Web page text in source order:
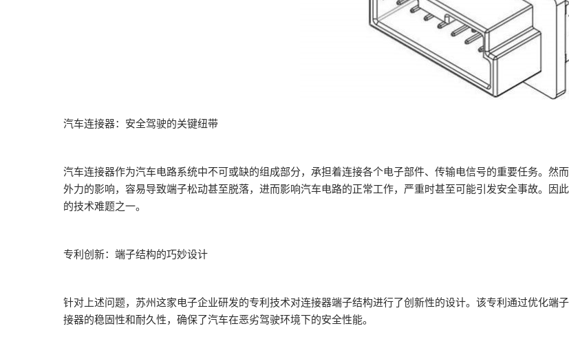
汽车连接器：安全驾驶的关键纽带‌
汽车连接器作为汽车电路系统中不可或缺的组成部分，承担着连接各个电子部件、传输电信号的重要任务。然
外力的影响，容易导致端子松动甚至脱落，进而影响汽车电路的正常工作，严重时甚至可能引发安全事故。因
的技术难题之一。
专利创新：端子结构的巧妙设计‌
针对上述问题，苏州这家电子企业研发的专利技术对连接器端子结构进行了创新性的设计。该专利通过优化端
接器的稳固性和耐久性，确保了汽车在恶劣驾驶环境下的安全性能。